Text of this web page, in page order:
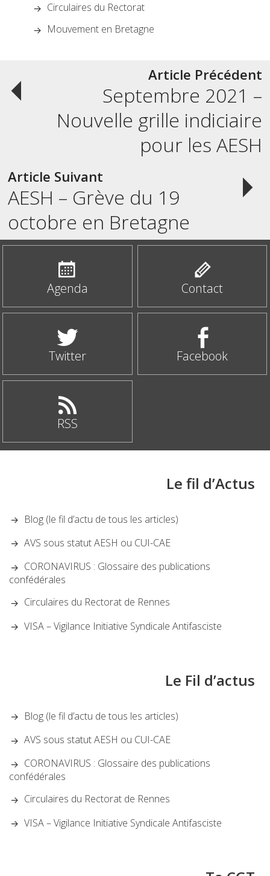
Circulaires du Rectorat
Mouvement en Bretagne
Post
navigation
Article Précédent
Septembre 2021 –
Nouvelle grille indiciaire
pour les AESH
Article Suivant
AESH – Grève du 19
octobre en Bretagne
Agenda Contact
Twitter Facebook
RSS
Le fil d’Actus
Blog (le fil d’actu de tous les articles)
AVS sous statut AESH ou CUI-CAE
CORONAVIRUS : Glossaire des publications
confédérales
Circulaires du Rectorat de Rennes
VISA – Vigilance Initiative Syndicale Antifasciste
Le Fil d’actus
Blog (le fil d’actu de tous les articles)
AVS sous statut AESH ou CUI-CAE
CORONAVIRUS : Glossaire des publications
confédérales
Circulaires du Rectorat de Rennes
VISA – Vigilance Initiative Syndicale Antifasciste